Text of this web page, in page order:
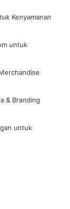
Kenyamanan
untuk
& Branding
untuk